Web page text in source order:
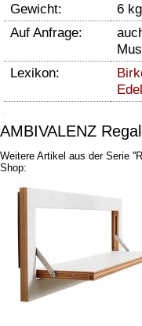
Gewicht:
6 kg
Auf Anfrage:
Lexikon:
AMBIVALENZ
Weitere Artikel aus der Serie
Shop: